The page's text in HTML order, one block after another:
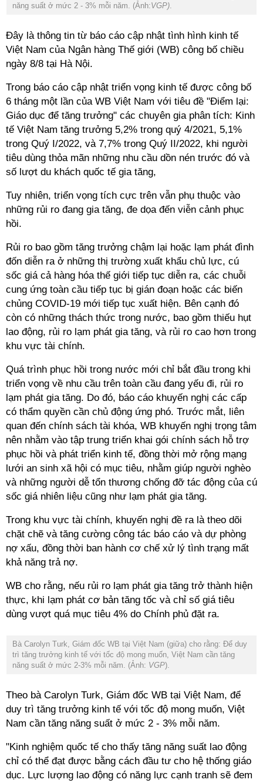
năng suất ở mức 2 - 3% mỗi năm. (Ảnh:VGP).
Đây là thông tin từ báo cáo cập nhật tình hình kinh tế
Việt Nam của Ngân hàng Thế giới (WB) công bố chiều
ngày 8/8 tại Hà Nội.
Trong báo cáo cập nhật triển vọng kinh tế được công bố
6 tháng một lần của WB Việt Nam với tiêu đề "Điểm lại:
Giáo dục để tăng trưởng" các chuyên gia phân tích: Kinh
tế Việt Nam tăng trưởng 5,2% trong quý 4/2021, 5,1%
trong Quý I/2022, và 7,7% trong Quý II/2022, khi người
tiêu dùng thỏa mãn những nhu cầu dồn nén trước đó và
số lượt du khách quốc tế gia tăng,
Tuy nhiên, triển vọng tích cực trên vẫn phụ thuộc vào
những rủi ro đang gia tăng, đe dọa đến viễn cảnh phục
hồi.
Rủi ro bao gồm tăng trưởng chậm lại hoặc lạm phát đình
đốn diễn ra ở những thị trường xuất khẩu chủ lực, cú
sốc giá cả hàng hóa thế giới tiếp tục diễn ra, các chuỗi
cung ứng toàn cầu tiếp tục bị gián đoạn hoặc các biến
chủng COVID-19 mới tiếp tục xuất hiện. Bên cạnh đó
còn có những thách thức trong nước, bao gồm thiếu hụt
lao động, rủi ro lạm phát gia tăng, và rủi ro cao hơn trong
khu vực tài chính.
Quá trình phục hồi trong nước mới chỉ bắt đầu trong khi
triển vọng về nhu cầu trên toàn cầu đang yếu đi, rủi ro
lạm phát gia tăng. Do đó, báo cáo khuyến nghị các cấp
có thẩm quyền cần chủ động ứng phó. Trước mắt, liên
quan đến chính sách tài khóa, WB khuyến nghị trọng tâm
nên nhằm vào tập trung triển khai gói chính sách hỗ trợ
phục hồi và phát triển kinh tế, đồng thời mở rộng mạng
lưới an sinh xã hội có mục tiêu, nhằm giúp người nghèo
và những người dễ tổn thương chống đỡ tác động của cú
sốc giá nhiên liệu cũng như lạm phát gia tăng.
Trong khu vực tài chính, khuyến nghị đề ra là theo dõi
chặt chẽ và tăng cường công tác báo cáo và dự phòng
nợ xấu, đồng thời ban hành cơ chế xử lý tình trạng mất
khả năng trả nợ.
WB cho rằng, nếu rủi ro lạm phát gia tăng trở thành hiện
thực, khi lạm phát cơ bản tăng tốc và chỉ số giá tiêu
dùng vượt quá mục tiêu 4% do Chính phủ đặt ra.
Bà Carolyn Turk, Giám đốc WB tại Việt Nam (giữa) cho rằng: Để duy
trì tăng trưởng kinh tế với tốc độ mong muốn, Việt Nam cần tăng
năng suất ở mức 2-3% mỗi năm. (Ảnh: VGP).
Theo bà Carolyn Turk, Giám đốc WB tại Việt Nam, để
duy trì tăng trưởng kinh tế với tốc độ mong muốn, Việt
Nam cần tăng năng suất ở mức 2 - 3% mỗi năm.
"Kinh nghiệm quốc tế cho thấy tăng năng suất lao động
chỉ có thể đạt được bằng cách đầu tư cho hệ thống giáo
dục. Lực lượng lao động có năng lực cạnh tranh sẽ đem